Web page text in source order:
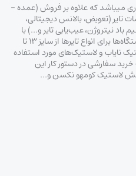
میباشد که علاوه بر فروش (عمده –
تایر (تعویض، بالانس دیجیتالی،
باد نیتروژن، عیب‌یابی تایر و…) با
استفاده از به روزترین و دقیق‌ترین دستگاه‌ها برای انواع تایرها از سایز ۱۳ تا
نایاب و لاستیک‌های مورد استفاده
سفارشی در دستور کار این
لاستیک کومهو نکسن و…